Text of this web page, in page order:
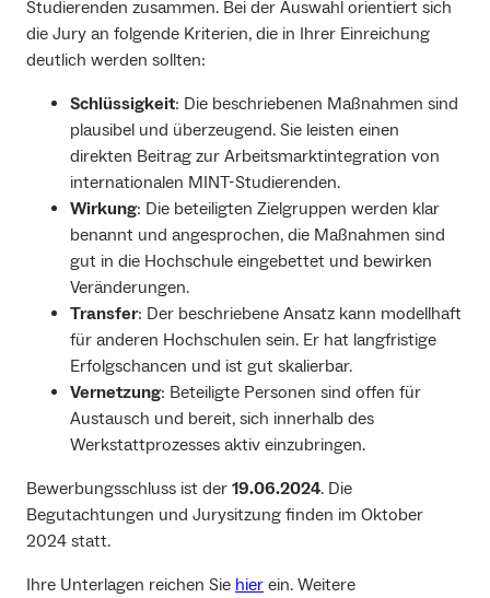
Studierenden zusammen. Bei der Auswahl orientiert sich
die Jury an folgende Kriterien, die in Ihrer Einreichung
deutlich werden sollten:
Schlüssigkeit: Die beschriebenen Maßnahmen sind
plausibel und überzeugend. Sie leisten einen
direkten Beitrag zur Arbeitsmarktintegration von
internationalen MINT-Studierenden.
Wirkung: Die beteiligten Zielgruppen werden klar
benannt und angesprochen, die Maßnahmen sind
gut in die Hochschule eingebettet und bewirken
Veränderungen.
Transfer: Der beschriebene Ansatz kann modellhaft
für anderen Hochschulen sein. Er hat langfristige
Erfolgschancen und ist gut skalierbar.
Vernetzung: Beteiligte Personen sind offen für
Austausch und bereit, sich innerhalb des
Werkstattprozesses aktiv einzubringen.
Bewerbungsschluss ist der 19.06.2024. Die
Begutachtungen und Jurysitzung finden im Oktober
2024 statt.
Ihre Unterlagen reichen Sie hier ein. Weitere